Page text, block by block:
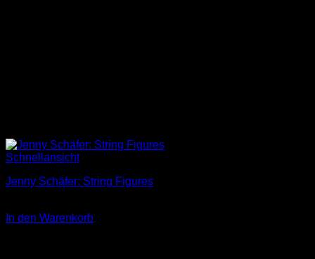
Schnellansicht
Jenny Schäfer: String Figures
In den Warenkorb